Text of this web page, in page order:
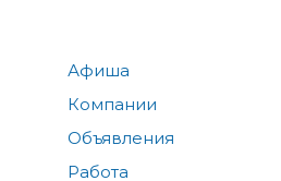
Афиша
Компании
Объявления
Работа